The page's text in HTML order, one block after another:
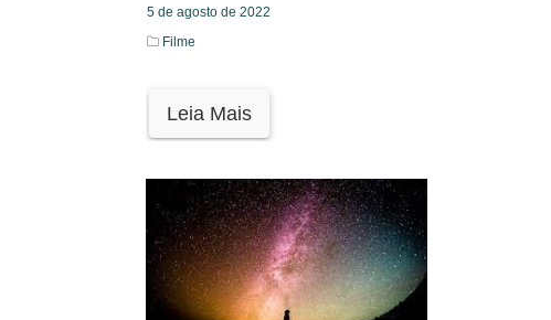
5 de agosto de 2022
Filme
Leia Mais